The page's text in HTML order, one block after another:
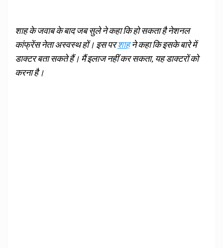
शाह के जवाब के बाद जब सुले ने कहा कि हो सकता है नेशनल
कांफ्रेंस नेता अस्वस्थ हों। इस परशाहने कहा कि इसके बारे में
डाक्टर बता सकते हैं। मैं इलाज नहीं कर सकता, यह डाक्टरों को
करना है।